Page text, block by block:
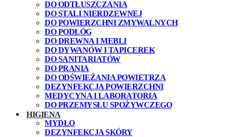
DO ODTŁUSZCZANIA
DO STALI NIERDZEWNEJ
DO POWIERZCHNI ZMYWALNYCH
DO PODŁÓG
DO DREWNA I MEBLI
DO DYWANÓW I TAPICEREK
DO SANITARIATÓW
DO PRANIA
DO ODŚWIEŻANIA POWIETRZA
DEZYNFEKCJA POWIERZCHNI
MEDYCYNA I LABORATORIA
DO PRZEMYSŁU SPOŻYWCZEGO
HIGIENA
MYDŁO
DEZYNFEKCJA SKÓRY